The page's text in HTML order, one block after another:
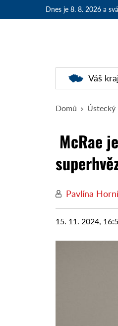
Dnes je 8. 8. 2026 a
Váš
Domů Ústecký
McRae
Pavlína
15. 11. 2024,